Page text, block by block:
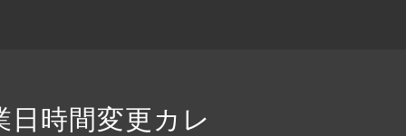
日時間変更カレ